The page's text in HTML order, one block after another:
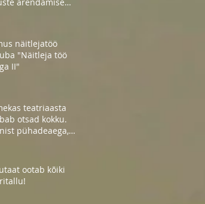
näitlejatöö
"Näitleja töö
II"
teatriaasta
otsad kokku.
pühadeaega,
ootab kõiki